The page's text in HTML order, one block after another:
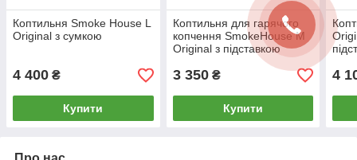
Коптильня Smoke House L
Original з сумкою
4 400 ₴
Купити
Коптильня для гарячого
копчення SmokeHouse M
Original з підставкою
3 350₴
Купити
4